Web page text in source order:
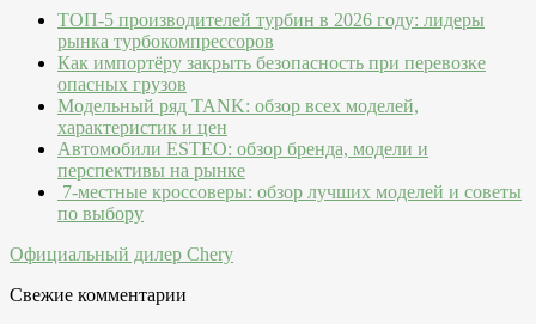
ТОП-5 производителей турбин в 2026 году: лидеры
рынка турбокомпрессоров
Как импортёру закрыть безопасность при перевозке
опасных грузов
Модельный ряд TANK: обзор всех моделей,
характеристик и цен
Автомобили ESTEO: обзор бренда, модели и
перспективы на рынке
7-местные кроссоверы: обзор лучших моделей и советы
по выбору
Официальный дилер Chery
Свежие комментарии